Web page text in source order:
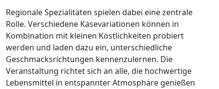
Regionale Spezialitäten spielen dabei eine zentrale
Rolle. Verschiedene Käsevariationen können in
Kombination mit kleinen Köstlichkeiten probiert
werden und laden dazu ein, unterschiedliche
Geschmacksrichtungen kennenzulernen. Die
Veranstaltung richtet sich an alle, die hochwertige
Lebensmittel in entspannter Atmosphäre genießen